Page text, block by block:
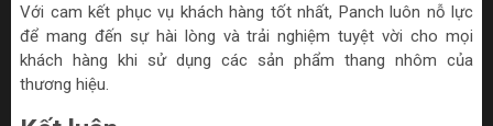
Với cam kết phục vụ khách hàng tốt nhất, Panch luôn nỗ lực
để mang đến sự hài lòng và trải nghiệm tuyệt vời cho mọi
khách hàng khi sử dụng các sản phẩm thang nhôm của
thương hiệu.